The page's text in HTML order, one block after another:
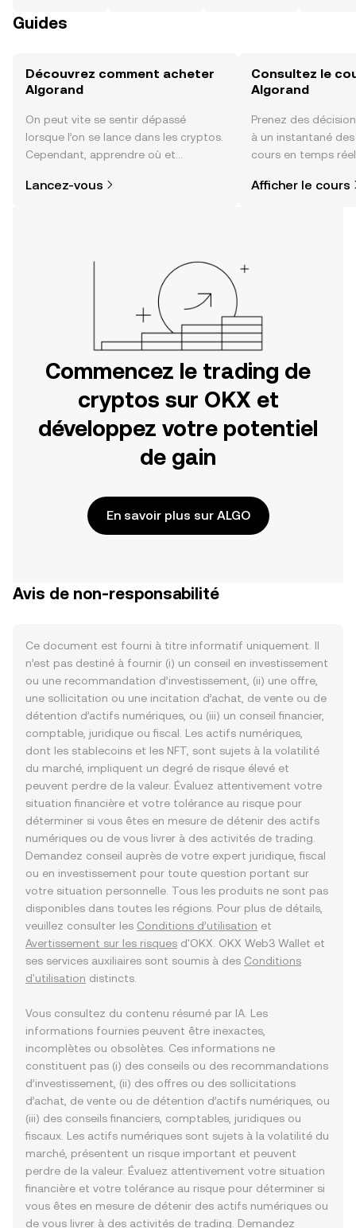
Guides
Découvrez comment acheter
Algorand
On peut vite se sentir dépassé
lorsque l’on se lance dans les cryptos.
Cependant, apprendre où et
plus simple que vous ne l’imaginez.
Lancez-vous
Consultez le
Algorand
Prenez des
à un instantané
cours en temps
actualités et bien
Afficher le cours
Commencez le trading de
cryptos sur OKX et
développez votre potentiel
de gain
En savoir plus sur ALGO
Avis de non-responsabilité
Ce document est fourni à titre informatif uniquement. Il
n’est pas destiné à fournir (i) un conseil en investissement
ou une recommandation d’investissement, (ii) une offre,
une sollicitation ou une incitation d’achat, de vente ou de
détention d’actifs numériques, ou (iii) un conseil financier,
comptable, juridique ou fiscal. Les actifs numériques,
dont les stablecoins et les NFT, sont sujets à la volatilité
du marché, impliquent un degré de risque élevé et
peuvent perdre de la valeur. Évaluez attentivement votre
situation financière et votre tolérance au risque pour
déterminer si vous êtes en mesure de détenir des actifs
numériques ou de vous livrer à des activités de trading.
Demandez conseil auprès de votre expert juridique, fiscal
ou en investissement pour toute question portant sur
votre situation personnelle. Tous les produits ne sont pas
disponibles dans toutes les régions. Pour plus de détails,
veuillez consulter les Conditions d’utilisation et
Avertissement sur les risques d'OKX. OKX Web3 Wallet et
ses services auxiliaires sont soumis à des Conditions
d'utilisation distincts.
Vous consultez du contenu résumé par IA. Les
informations fournies peuvent être inexactes,
incomplètes ou obsolètes. Ces informations ne
constituent pas (i) des conseils ou des recommandations
d’investissement, (ii) des offres ou des sollicitations
d’achat, de vente ou de détention d’actifs numériques, ou
(iii) des conseils financiers, comptables, juridiques ou
fiscaux. Les actifs numériques sont sujets à la volatilité du
marché, présentent un risque important et peuvent
perdre de la valeur. Évaluez attentivement votre situation
financière et votre tolérance au risque pour déterminer si
vous êtes en mesure de détenir des actifs numériques ou
de vous livrer à des activités de trading. Demandez